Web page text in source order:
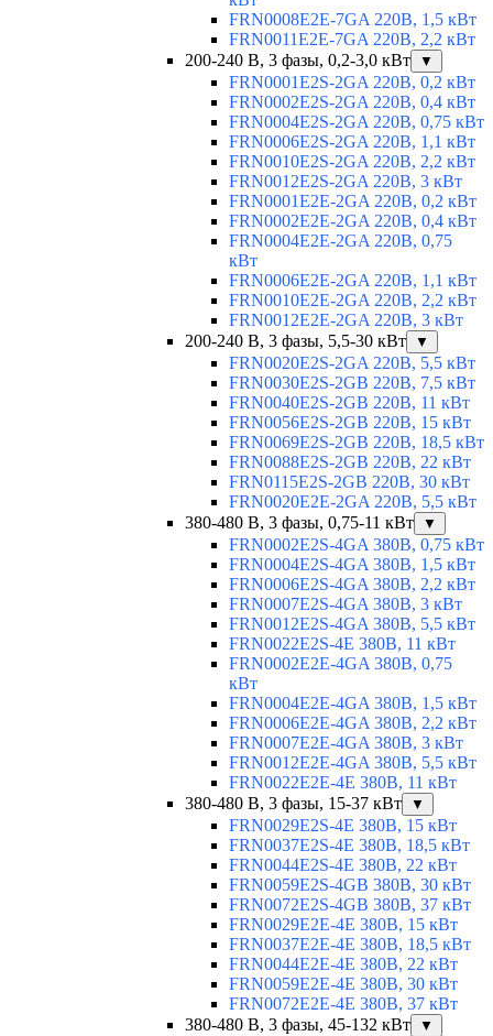
FRN0008E2E-7GA 220В, 1,5 кВт
FRN0011E2E-7GA 220В, 2,2 кВт
200-240 В, 3 фазы, 0,2-3,0 кВт
▼
FRN0001E2S-2GA 220В, 0,2 кВт
FRN0002E2S-2GA 220В, 0,4 кВт
FRN0004E2S-2GA 220В, 0,75 кВт
FRN0006E2S-2GA 220В, 1,1 кВт
FRN0010E2S-2GA 220В, 2,2 кВт
FRN0012E2S-2GA 220В, 3 кВт
FRN0001E2E-2GA 220В, 0,2 кВт
FRN0002E2E-2GA 220В, 0,4 кВт
FRN0004E2E-2GA 220В, 0,75
кВт
FRN0006E2E-2GA 220В, 1,1 кВт
FRN0010E2E-2GA 220В, 2,2 кВт
FRN0012E2E-2GA 220В, 3 кВт
200-240 В, 3 фазы, 5,5-30 кВт
▼
FRN0020E2S-2GA 220В, 5,5 кВт
FRN0030E2S-2GB 220В, 7,5 кВт
FRN0040E2S-2GB 220В, 11 кВт
FRN0056E2S-2GB 220В, 15 кВт
FRN0069E2S-2GB 220В, 18,5 кВт
FRN0088E2S-2GB 220В, 22 кВт
FRN0115E2S-2GB 220В, 30 кВт
FRN0020E2E-2GA 220В, 5,5 кВт
380-480 В, 3 фазы, 0,75-11 кВт
▼
FRN0002E2S-4GA 380В, 0,75 кВт
FRN0004E2S-4GA 380В, 1,5 кВт
FRN0006E2S-4GA 380В, 2,2 кВт
FRN0007E2S-4GA 380В, 3 кВт
FRN0012E2S-4GA 380В, 5,5 кВт
FRN0022E2S-4E 380В, 11 кВт
FRN0002E2E-4GA 380В, 0,75
кВт
FRN0004E2E-4GA 380В, 1,5 кВт
FRN0006E2E-4GA 380В, 2,2 кВт
FRN0007E2E-4GA 380В, 3 кВт
FRN0012E2E-4GA 380В, 5,5 кВт
FRN0022E2E-4E 380В, 11 кВт
380-480 В, 3 фазы, 15-37 кВт
▼
FRN0029E2S-4E 380В, 15 кВт
FRN0037E2S-4E 380В, 18,5 кВт
FRN0044E2S-4E 380В, 22 кВт
FRN0059E2S-4GB 380В, 30 кВт
FRN0072E2S-4GB 380В, 37 кВт
FRN0029E2E-4E 380В, 15 кВт
FRN0037E2E-4E 380В, 18,5 кВт
FRN0044E2E-4E 380В, 22 кВт
FRN0059E2E-4E 380В, 30 кВт
FRN0072E2E-4E 380В, 37 кВт
380-480 В, 3 фазы, 45-132 кВт
▼